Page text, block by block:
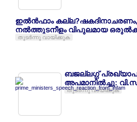
ഇല്‍ന്‍ഫാം
നല്‍ത്തുടനീളം വിപുലമായ
തുടര്‍ന്നു വായിക്കുക
ബജല്ലഗ്ഗ്
അപമാനില്‍ച്ചു:
തുടര്‍ന്നു വായിക്കുക